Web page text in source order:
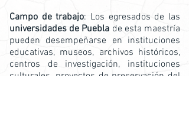
Campo de trabajo: Los egresados de las
universidades de Puebla de esta maestría
pueden desempeñarse en instituciones
educativas, museos, archivos históricos,
centros de investigación, instituciones
culturales, proyectos de preservación del